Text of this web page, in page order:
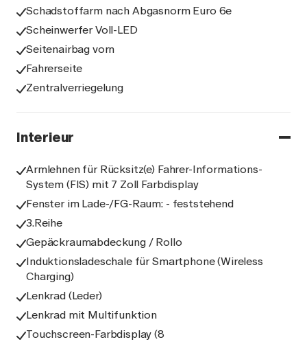
Schadstoffarm nach Abgasnorm Euro 6e
Scheinwerfer Voll-LED
Seitenairbag vorn
Fahrerseite
Zentralverriegelung
Interieur
Armlehnen für Rücksitz(e) Fahrer-Informations-
System (FIS) mit 7 Zoll Farbdisplay
Fenster im Lade-/FG-Raum: - feststehend
3.Reihe
Gepäckraumabdeckung / Rollo
Induktionsladeschale für Smartphone (Wireless
Charging)
Lenkrad (Leder)
Lenkrad mit Multifunktion
Touchscreen-Farbdisplay (8